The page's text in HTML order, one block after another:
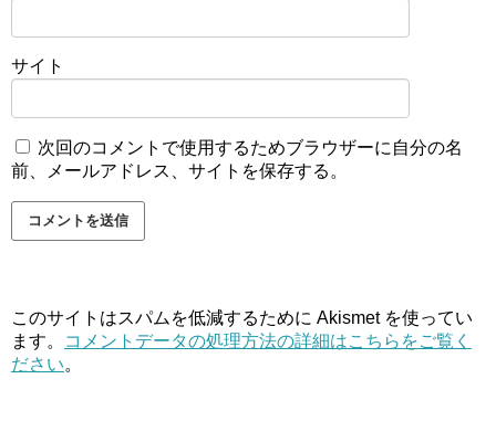
サイト
次回のコメントで使用するためブラウザーに自分の名
前、メールアドレス、サイトを保存する。
このサイトはスパムを低減するために Akismet を使ってい
ます。
コメントデータの処理方法の詳細はこちらをご覧く
ださい。